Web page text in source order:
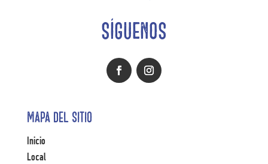
SÍGUENOS
Mapa del Sitio
Inicio
Local